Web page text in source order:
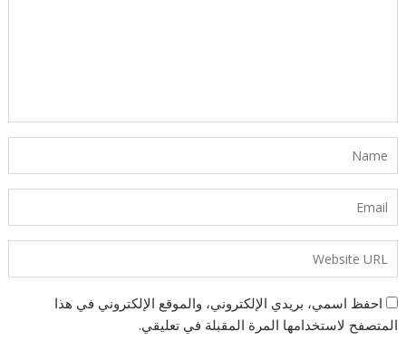
احفظ اسمي، بريدي الإلكتروني، والموقع الإلكتروني في هذا
المتصفح لاستخدامها المرة المقبلة في تعليقي.